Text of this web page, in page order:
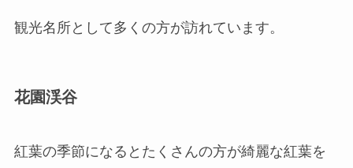
観光名所として多くの方が訪れています。
花園渓谷
紅葉の季節になるとたくさんの方が綺麗な紅葉を